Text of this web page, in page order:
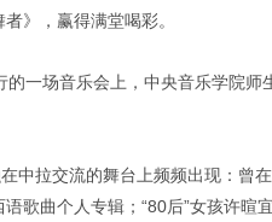
》，赢得满堂喝彩。
一场音乐会上，中央音乐学院师
中拉交流的舞台上频频出现：曾
歌曲个人专辑；“80后”女孩许暄